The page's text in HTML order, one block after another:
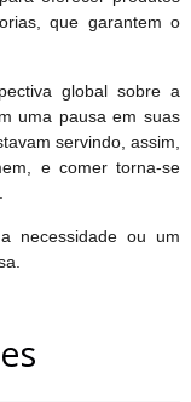
que garantem o
global sobre a
uma pausa em suas
servindo, assim,
e comer torna-se
necessidade ou um